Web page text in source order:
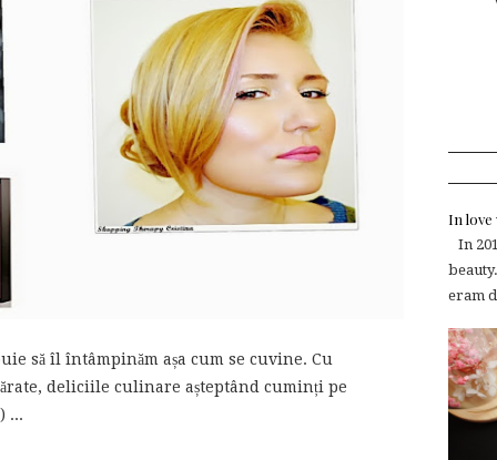
să îl întâmpinăm așa cum se cuvine. Cu
deliciile culinare așteptând cuminți pe
...
In
In
eram